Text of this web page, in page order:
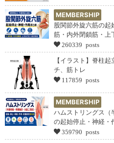
MEMBERSHIP
股関節外旋六筋の起
筋・内外閉鎖筋・上
260339 posts
【イラスト】脊柱
チ、筋トレ
117859 posts
MEMBERSHIP
ハムストリングス（
の起始停止・神経・
359790 posts